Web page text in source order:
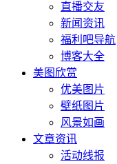
直播交友
新闻资讯
福利吧导航
博客大全
美图欣赏
优美图片
壁纸图片
风景如画
文章资讯
活动线报